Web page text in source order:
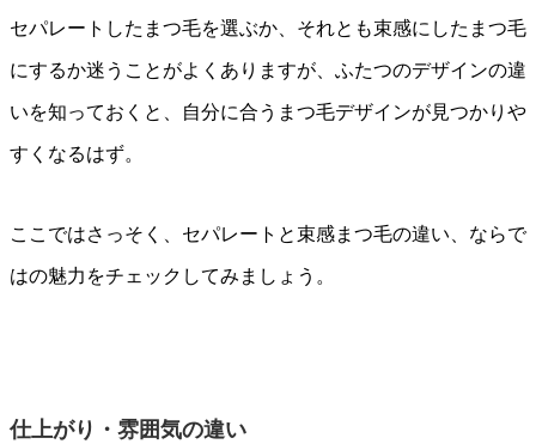
セパレートしたまつ毛を選ぶか、それとも束感にしたまつ毛
にするか迷うことがよくありますが、ふたつのデザインの違
いを知っておくと、自分に合うまつ毛デザインが見つかりや
すくなるはず。
ここではさっそく、セパレートと束感まつ毛の違い、ならで
はの魅力をチェックしてみましょう。
仕上がり・雰囲気の違い